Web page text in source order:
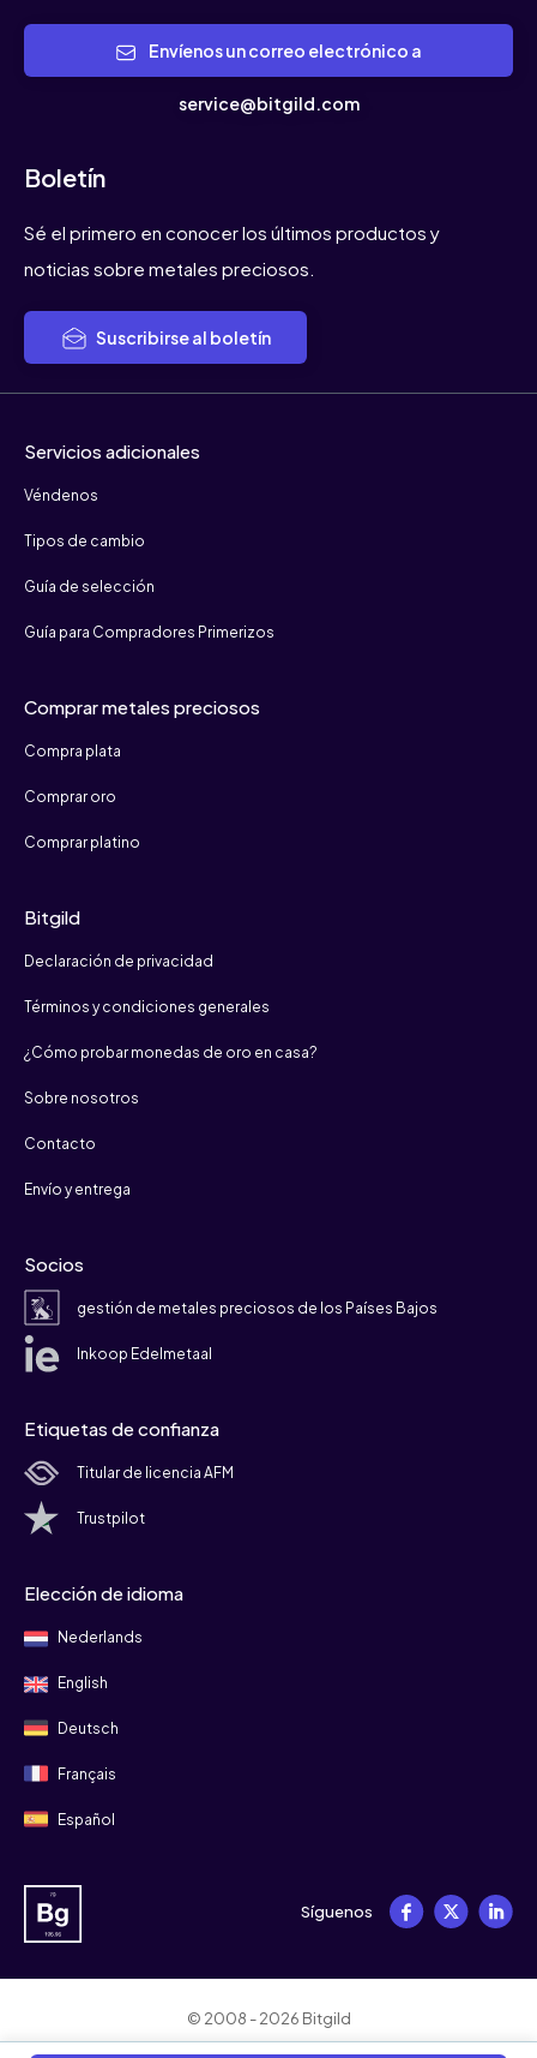
service@bitgild.com
Boletín
Sé el primero en conocer los últimos productos y
noticias sobre metales preciosos.
Suscribirse al boletín
Servicios adicionales
Véndenos
Tipos de cambio
Guía de selección
Guía para Compradores Primerizos
Comprar metales preciosos
Compra plata
Comprar oro
Comprar platino
Bitgild
Declaración de privacidad
Términos y condiciones generales
¿Cómo probar monedas de oro en casa?
Sobre nosotros
Contacto
Envío y entrega
Socios
gestión de metales preciosos de los Países Bajos
Inkoop Edelmetaal
Etiquetas de confianza
Titular de licencia AFM
Trustpilot
Elección de idioma
Nederlands
English
Deutsch
Français
Español
Síguenos
© 2008 - 2026 Bitgild